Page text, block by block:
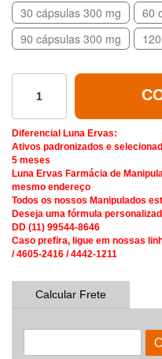
30 cápsulas 300 mg
60
90 cápsulas 300 mg
Diferencial Luna Ervas:
Ativos padronizados e
5 meses
Luna Ervas Farmácia de
mesmo endereço
Todos os nossos Manipulados
Deseja uma fórmula
DD (11) 99544-8646
Caso prefira, ligue em nossas
/ 4605-2416 / 4442-1211
Calcular Frete